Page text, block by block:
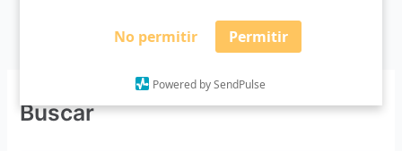
No permitir Permitir
Powered by SendPulse
Buscar